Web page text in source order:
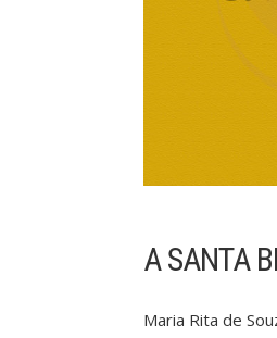
A SANTA
Maria Rita de